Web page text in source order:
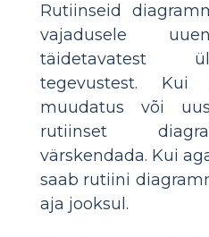
Rutiinseid
vajadusele
täidetavatest
tegevustest. Kui
muudatus või
rutiinset
värskendada. Kui
saab rutiini
aja jooksul.